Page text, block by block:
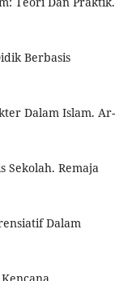
Berbasis
Dalam Islam. Ar-
Sekolah. Remaja
Dalam